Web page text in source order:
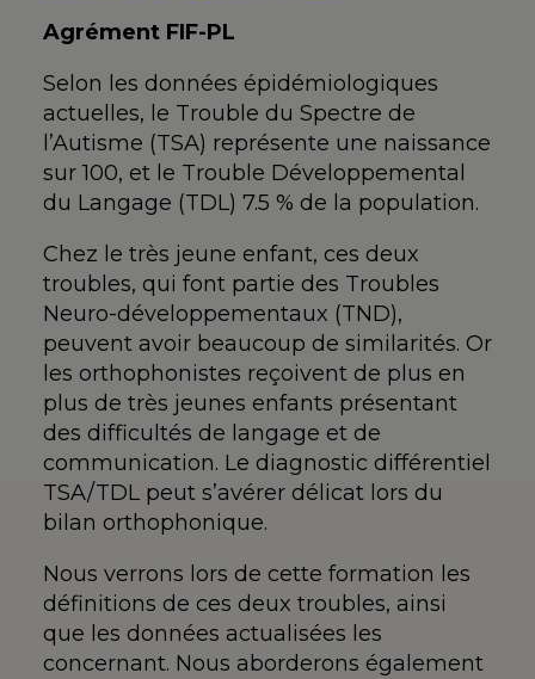
Agrément FIF-PL
Selon les données épidémiologiques
actuelles, le Trouble du Spectre de
l’Autisme (TSA) représente une naissance
sur 100, et le Trouble Développemental
du Langage (TDL) 7.5 % de la population.
Chez le très jeune enfant, ces deux
troubles, qui font partie des Troubles
Neuro-développementaux (TND),
peuvent avoir beaucoup de similarités. Or
les orthophonistes reçoivent de plus en
plus de très jeunes enfants présentant
des difficultés de langage et de
communication. Le diagnostic différentiel
TSA/TDL peut s’avérer délicat lors du
bilan orthophonique.
Nous verrons lors de cette formation les
définitions de ces deux troubles, ainsi
que les données actualisées les
concernant. Nous aborderons également